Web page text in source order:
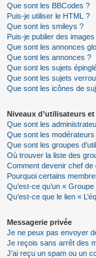
Que sont les BBCodes ?
Puis-je utiliser le HTML ?
Que sont les smileys ?
Puis-je publier des images
Que sont les annonces
Que sont les annonces ?
Que sont les sujets
Que sont les sujets
Que sont les icônes de
Niveaux d’utilisateurs
Que sont les
Que sont les modérateurs
Que sont les groupes
Où trouver la liste des
Comment devenir chef de
Pourquoi certains
Qu’est-ce qu’un «
Qu’est-ce que le lien «
Messagerie privée
Je ne peux pas envoyer
Je reçois sans arrêt des
J’ai reçu un spam ou un